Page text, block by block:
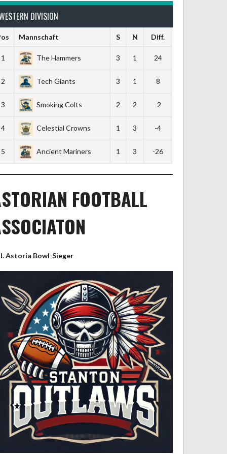
DIVISION
Mannschaft S N Diff.
1 The Hammers 3 1 24
2 Tech Giants 3 1 8
3 Smoking Colts 2 2 -2
4 Celestial Crowns 1 3 -4
5 Ancient Mariners 1 3 -26
FOOTBALL
Astoria Bowl-Sieger